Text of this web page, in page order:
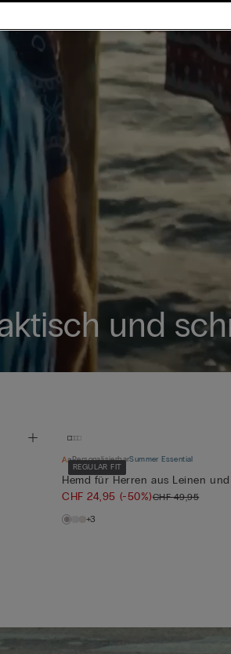
und
REGULAR FIT
PersonalisierbarSummer Essential
Hemd für Herren aus Leinen
CHF 24,95 (-50%)CHF 49,95
+3